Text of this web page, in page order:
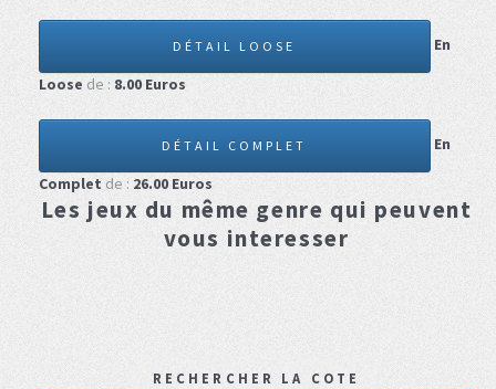
DÉTAIL LOOSE
En
Loose de : 8.00Euros
DÉTAIL COMPLET
En
Complet de : 26.00 Euros
Les jeux du même genre qui peuvent
vous interesser
RECHERCHER LA COTE